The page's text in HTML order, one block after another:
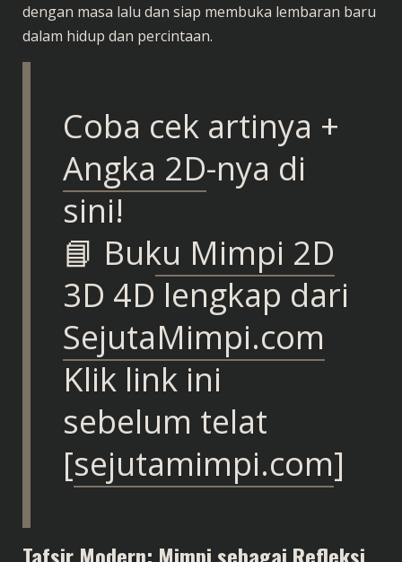
dengan masa lalu dan siap membuka lembaran baru
dalam hidup dan percintaan.
Coba cek artinya +
Angka 2D-nya di
sini!
📘 Buku Mimpi 2D
3D 4D lengkap dari
SejutaMimpi.com
Klik link ini
sebelum telat
[sejutamimpi.com]
Tafsir Modern: Mimpi sebagai Refleksi